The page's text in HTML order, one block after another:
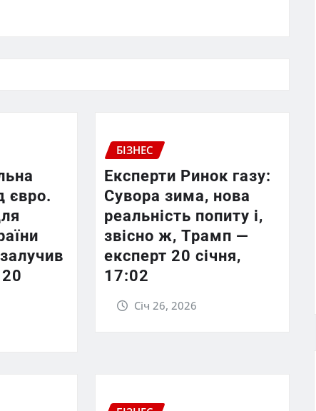
євро.
БІЗНЕС
Експерти Ринок газу:
Сувора зима, нова
реальність попиту і,
звісно ж, Трамп —
експерт 20 січня,
17:02
Січ 26, 2026